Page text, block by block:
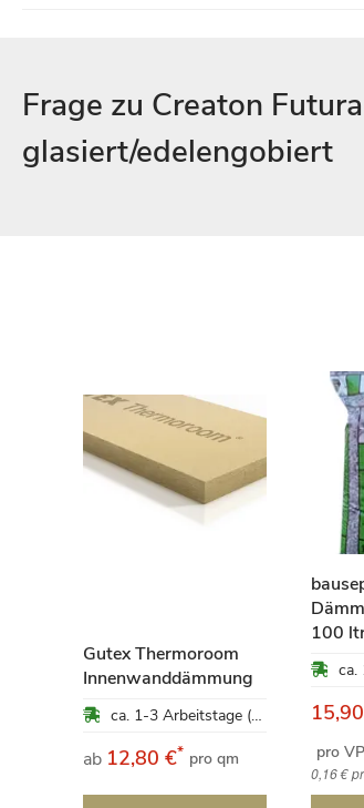
Frage zu Creaton
glasiert/edelengobiert
Gutex Thermoroom
Innenwanddämmung
ca. 1-3 Arbeitstage (Mo-Fr)
ab 12,80 €* pro qm
100
pro
0,16 €